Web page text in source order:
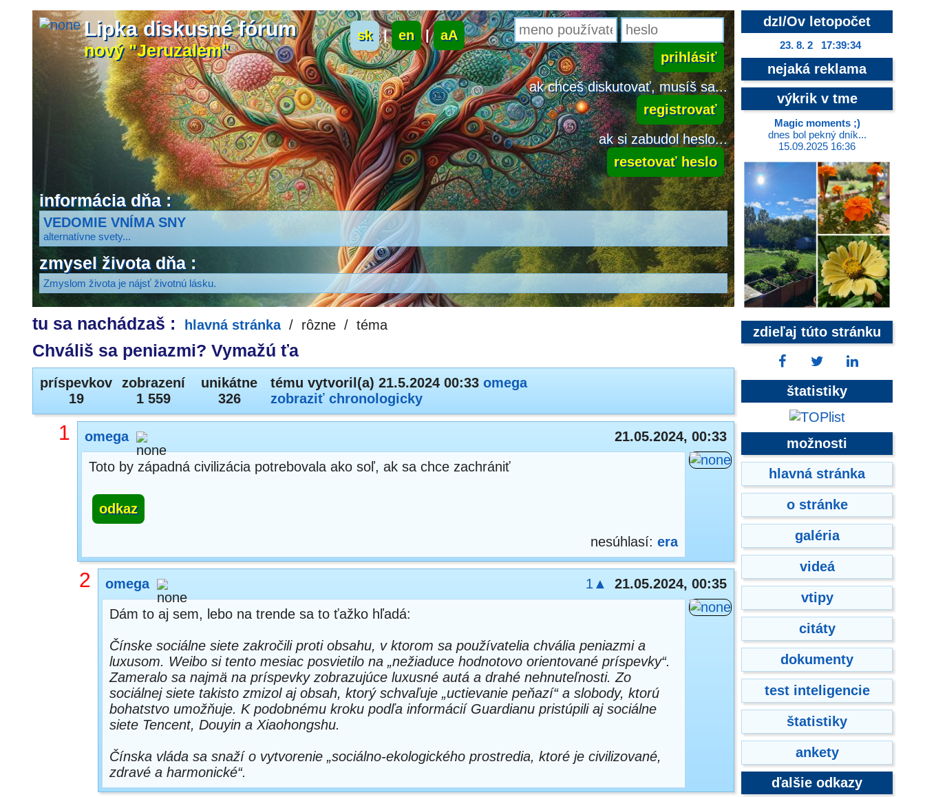
Lipka diskusné fórum
nový "Jeruzalem"
sk | en | aA
ak chceš diskutovať, musíš sa...
registrovať
ak si zabudol heslo...
resetovať heslo
informácia dňa :
VEDOMIE VNÍMA SNY
alternatívne svety...
zmysel života dňa :
Zmyslom života je nájsť životnú lásku.
tu sa nachádzaš : hlavná stránka / rôzne / téma
Chváliš sa peniazmi? Vymažú ťa
príspevkov
19
zobrazení
1 559
unikátne
326
tému vytvoril(a) 21.5.2024 00:33 omega
zobraziť chronologicky
1 omega
21.05.2024, 00:33
Toto by západná civilizácia potrebovala ako soľ, ak sa chce zachrániť
odkaz
nesúhlasí: era
2 omega 1▲
21.05.2024, 00:35
Dám to aj sem, lebo na trende sa to ťažko hľadá:
Čínske sociálne siete zakročili proti obsahu, v ktorom sa používatelia chvália peniazmi a
luxusom. Weibo si tento mesiac posvietilo na „nežiaduce hodnotovo orientované príspevky“.
Zameralo sa najmä na príspevky zobrazujúce luxusné autá a drahé nehnuteľnosti. Zo
sociálnej siete takisto zmizol aj obsah, ktorý schvaľuje „uctievanie peňazí“ a slobody, ktorú
bohatstvo umožňuje. K podobnému kroku podľa informácií Guardianu pristúpili aj sociálne
siete Tencent, Douyin a Xiaohongshu.
Čínska vláda sa snaží o vytvorenie „sociálno-ekologického prostredia, ktoré je civilizované,
zdravé a harmonické“.
dzI/Ov letopočet
23. 8. 2 17:39:35
nejaká reklama
výkrik v tme
Magic moments ;)
dnes bol pekný dník...
15.09.2025 16:36
zdieľaj túto stránku
štatistiky
možnosti
hlavná stránka
o stránke
galéria
videá
vtipy
citáty
dokumenty
test inteligencie
štatistiky
ankety
ďalšie odkazy